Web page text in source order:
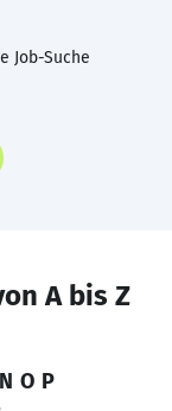
Job-Suche
A bis Z
N O P